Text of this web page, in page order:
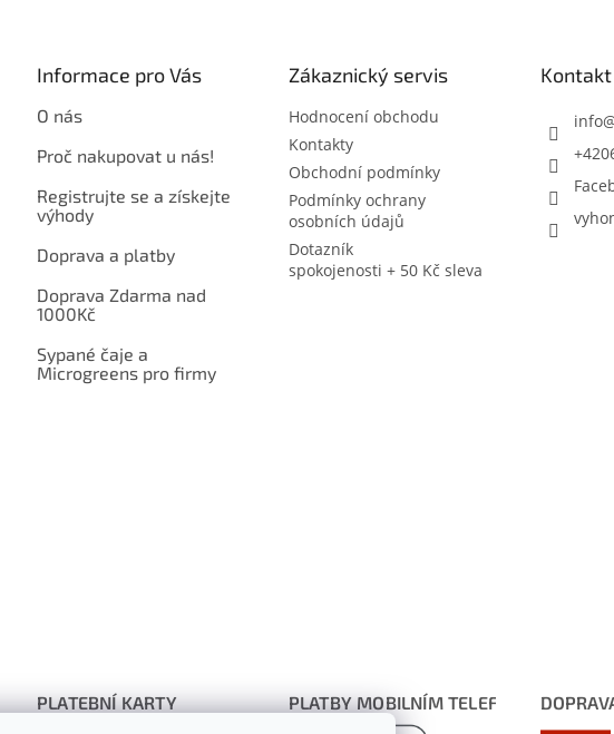
Informace pro Vás
O nás
Proč nakupovat u nás!
Registrujte se a získejte
výhody
Doprava a platby
Doprava Zdarma nad
1000Kč
Sypané čaje a
Microgreens pro firmy
Zákaznický servis
Hodnocení obchodu
Kontakty
Obchodní podmínky
Podmínky ochrany
osobních údajů
Dotazník
spokojenosti + 50 Kč sleva
Kontakt
info
PLATEBNÍ KARTY PLATBY MOBILNÍM TELEFONEM